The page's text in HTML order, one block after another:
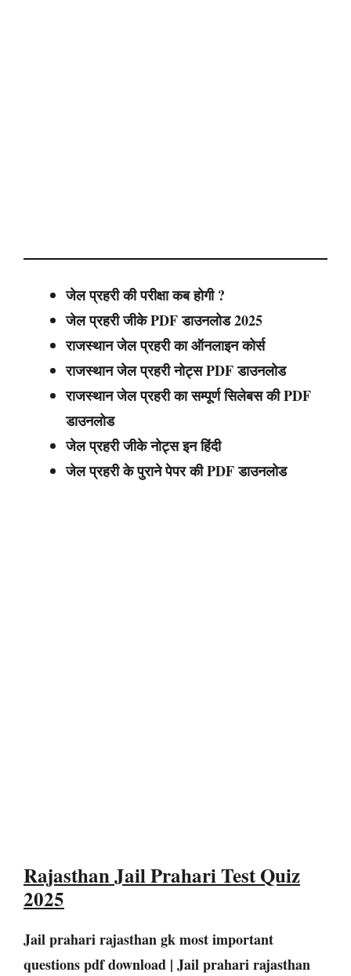
जेल प्रहरी की परीक्षा कब होगी ?
जेल प्रहरी जीके PDF डाउनलोड 2025
राजस्थान जेल प्रहरी का ऑनलाइन कोर्स
राजस्थान जेल प्रहरी नोट्स PDF डाउनलोड
राजस्थान जेल प्रहरी का सम्पूर्ण सिलेबस की PDF
डाउनलोड
जेल प्रहरी जीके नोट्स इन हिंदी
जेल प्रहरी के पुराने पेपर की PDF डाउनलोड
Rajasthan Jail Prahari Test Quiz
2025
Jail prahari rajasthan gk most important
questions pdf download | Jail prahari rajasthan